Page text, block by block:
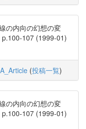
の内向の幻想の変
107 (1999-01)
(投稿一覧)
の内向の幻想の変
107 (1999-01)